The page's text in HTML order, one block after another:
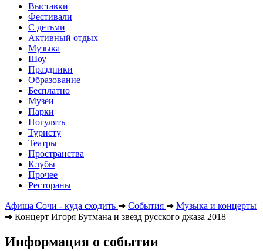
Выставки
Фестивали
С детьми
Активный отдых
Музыка
Шоу
Праздники
Образование
Бесплатно
Музеи
Парки
Погулять
Туристу
Театры
Пространства
Клубы
Прочее
Рестораны
Афиша Сочи - куда сходить ➔ События ➔ Музыка и концерты
➔ Концерт Игоря Бутмана и звезд русского джаза 2018
Информация о событии